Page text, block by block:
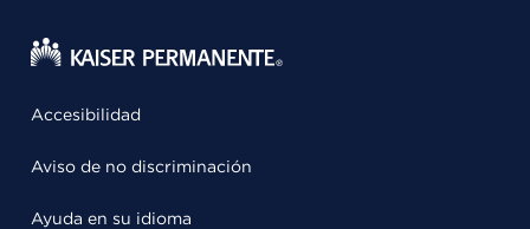
Accesibilidad
Aviso de no discriminación
Ayuda en su idioma